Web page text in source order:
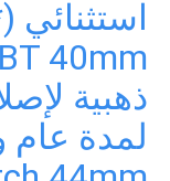
ذهبية
لمدة عام